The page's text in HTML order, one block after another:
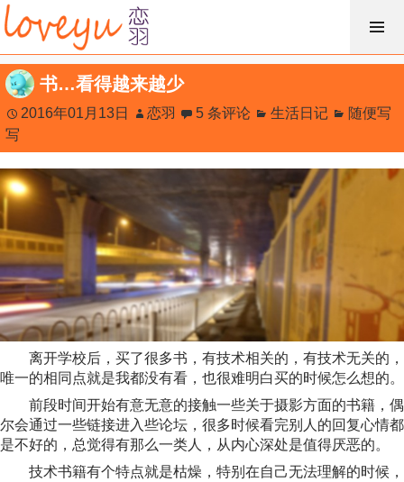
跳
过
内
容
书…看得越来越少
2016年01月13日 恋羽 5 条评论 生活日记
随便写
写
离开学校后，买了很多书，有技术相关的，有技术无关的，
唯一的相同点就是我都没有看，也很难明白买的时候怎么想的。
前段时间开始有意无意的接触一些关于摄影方面的书籍，偶
尔会通过一些链接进入些论坛，很多时候看完别人的回复心情都
是不好的，总觉得有那么一类人，从内心深处是值得厌恶的。
技术书籍有个特点就是枯燥，特别在自己无法理解的时候，